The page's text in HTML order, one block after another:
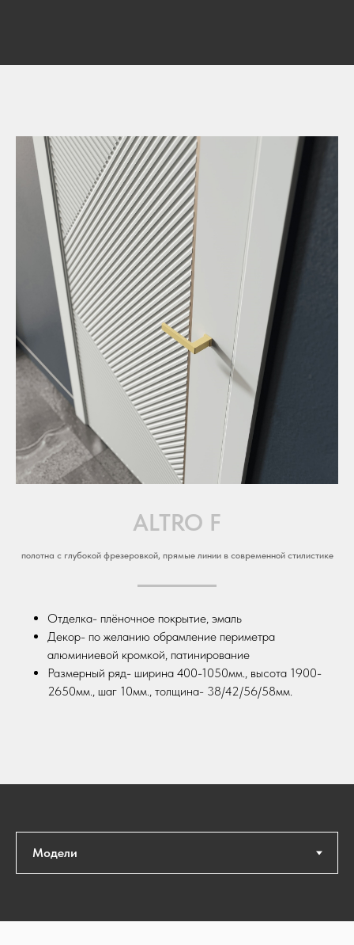
ALTRO F
полотна с глубокой фрезеровкой, прямые линии в современной стилистике
Отделка- плёночное покрытие, эмаль
Декор- по желанию обрамление периметра
алюминиевой кромкой, патинирование
Размерный ряд- ширина 400-1050мм., высота 1900-
2650мм., шаг 10мм., толщина- 38/42/56/58мм.